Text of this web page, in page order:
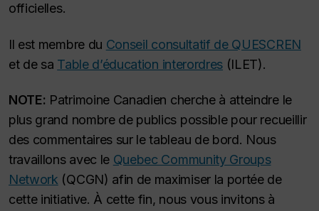
officielles.
Il est membre du Conseil consultatif de QUESCREN
et de sa Table d’éducation interordres (ILET).
NOTE: Patrimoine Canadien cherche à atteindre le
plus grand nombre de publics possible pour recueillir
des commentaires sur le tableau de bord. Nous
travaillons avec le Quebec Community Groups
Network (QCGN) afin de maximiser la portée de
cette initiative. À cette fin, nous vous invitons à